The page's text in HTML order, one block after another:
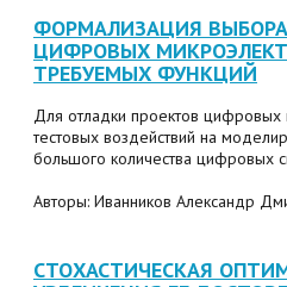
ФОРМАЛИЗАЦИЯ
ЦИФРОВЫХ
ТРЕБУЕМЫХ ФУНКЦИЙ
Для отладки проектов
тестовых воздействий на
большого количества цифровых
Авторы: Иванников Александр
СТОХАСТИЧЕСКАЯ